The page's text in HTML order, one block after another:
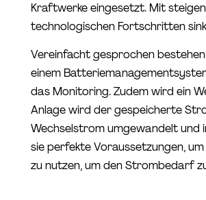
Kraftwerke eingesetzt. Mit
technologischen Fortschritten
Vereinfacht gesprochen
einem
das Monitoring. Zudem wird ein
Anlage wird der gespeicherte
Wechselstrom umgewandelt und
sie perfekte Voraussetzungen,
zu nutzen, um den Strombedarf